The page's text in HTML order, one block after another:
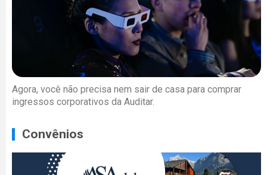
Agora, você não precisa nem sair de casa para comprar
ingressos corporativos da Auditar.
Convênios